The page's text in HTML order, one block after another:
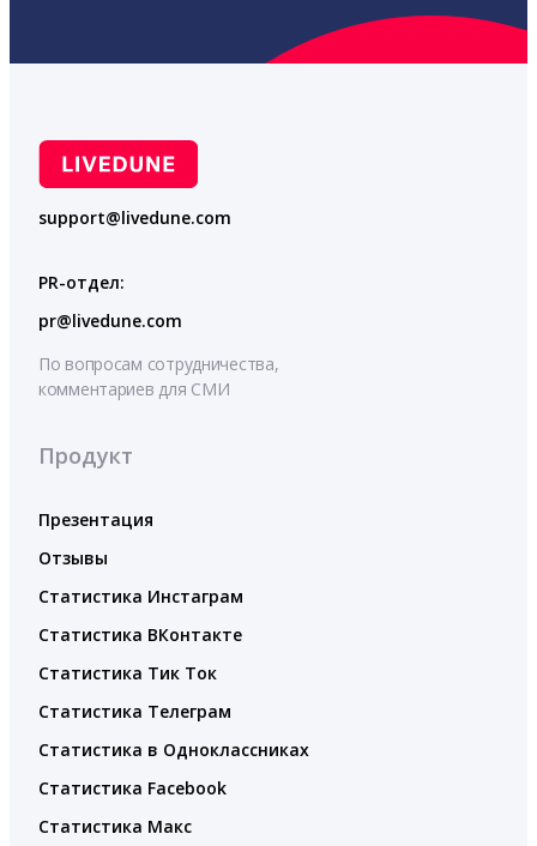
support@livedune.com
PR-отдел:
pr@livedune.com
По вопросам сотрудничества,
комментариев для СМИ
Продукт
Презентация
Отзывы
Статистика Инстаграм
Статистика ВКонтакте
Статистика Тик Ток
Статистика Телеграм
Статистика в Одноклассниках
Статистика Facebook
Статистика Макс